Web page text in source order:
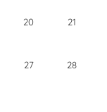
20 21
27 28